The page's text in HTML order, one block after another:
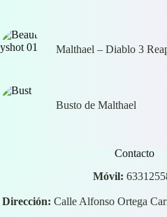
Malthael – Diablo 3
Busto de Malthael
Contacto
Móvil:
Dirección: Calle Alfonso Ortega